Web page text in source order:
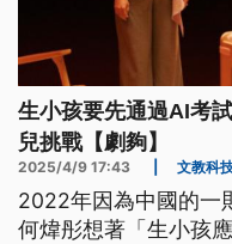
生小孩要先通過AI考
兒挑戰【劇夠】
2025/4/9 17:43 文教科
2022年因為中國的一
何煒彤想著「生小孩